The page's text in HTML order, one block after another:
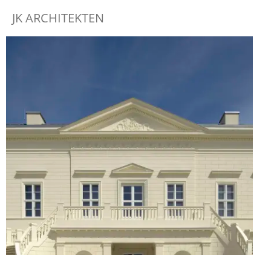
JK ARCHITEKTEN